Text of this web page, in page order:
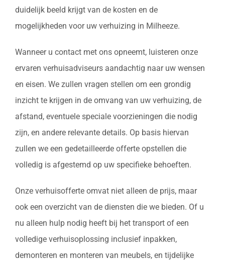
duidelijk beeld krijgt van de kosten en de
mogelijkheden voor uw verhuizing in Milheeze.
Wanneer u contact met ons opneemt, luisteren onze
ervaren verhuisadviseurs aandachtig naar uw wensen
en eisen. We zullen vragen stellen om een grondig
inzicht te krijgen in de omvang van uw verhuizing, de
afstand, eventuele speciale voorzieningen die nodig
zijn, en andere relevante details. Op basis hiervan
zullen we een gedetailleerde offerte opstellen die
volledig is afgestemd op uw specifieke behoeften.
Onze verhuisofferte omvat niet alleen de prijs, maar
ook een overzicht van de diensten die we bieden. Of u
nu alleen hulp nodig heeft bij het transport of een
volledige verhuisoplossing inclusief inpakken,
demonteren en monteren van meubels, en tijdelijke